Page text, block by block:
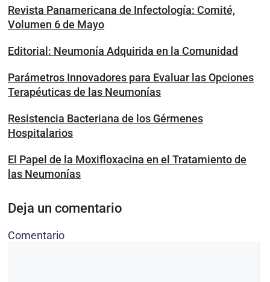
Revista Panamericana de Infectología: Comité,
Volumen 6 de Mayo
Editorial: Neumonía Adquirida en la Comunidad
Parámetros Innovadores para Evaluar las Opciones
Terapéuticas de las Neumonías
Resistencia Bacteriana de los Gérmenes
Hospitalarios
El Papel de la Moxifloxacina en el Tratamiento de
las Neumonías
Deja un comentario
Comentario